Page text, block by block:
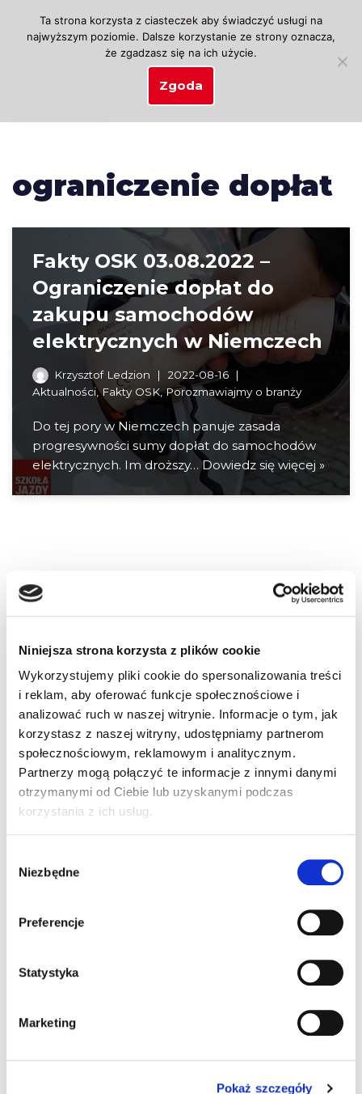
Niniejsza strona korzysta z plików cookie
Wykorzystujemy pliki cookie do spersonalizowania treści
i reklam, aby oferować funkcje społecznościowe i
analizować ruch w naszej witrynie. Informacje o tym, jak
korzystasz z naszej witryny, udostępniamy partnerom
społecznościowym, reklamowym i analitycznym.
Partnerzy mogą połączyć te informacje z innymi danymi
otrzymanymi od Ciebie lub uzyskanymi podczas
korzystania z ich usług.
zgody
Niezbędne
Preferencje
Statystyka
Marketing
Pokaż szczegóły
Przejdź
ograniczenie dopłat
Fakty OSK 03.08.2022 –
Ograniczenie dopłat do
zakupu samochodów
elektrycznych w Niemczech
Krzysztof Ledzion
2022-08-16
Aktualności,Fakty OSK,Porozmawiajmy o branży
Do tej pory w Niemczech panuje zasada
progresywności sumy dopłat do samochodów
elektrycznych. Im droższy…Dowiedz się więcej »
Ta strona korzysta z ciasteczek aby świadczyć usługi na
najwyższym poziomie. Dalsze korzystanie ze strony oznacza,
że zgadzasz się na ich użycie.
Zgoda